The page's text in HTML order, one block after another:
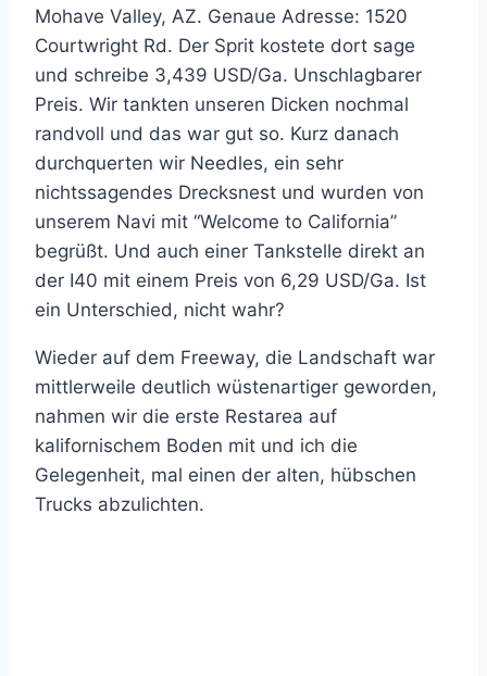
Mohave Valley, AZ. Genaue Adresse: 1520
Courtwright Rd. Der Sprit kostete dort sage
und schreibe 3,439 USD/Ga. Unschlagbarer
Preis. Wir tankten unseren Dicken nochmal
randvoll und das war gut so. Kurz danach
durchquerten wir Needles, ein sehr
nichtssagendes Drecksnest und wurden von
unserem Navi mit “Welcome to California”
begrüßt. Und auch einer Tankstelle direkt an
der I40 mit einem Preis von 6,29 USD/Ga. Ist
ein Unterschied, nicht wahr?
Wieder auf dem Freeway, die Landschaft war
mittlerweile deutlich wüstenartiger geworden,
nahmen wir die erste Restarea auf
kalifornischem Boden mit und ich die
Gelegenheit, mal einen der alten, hübschen
Trucks abzulichten.